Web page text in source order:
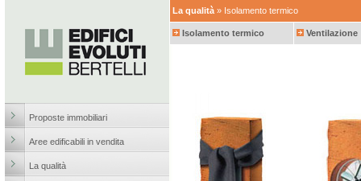
Proposte immobiliari
Aree edificabili in vendita
La qualità
La qualità» Isolamento termico
Isolamento termico Ventilazione